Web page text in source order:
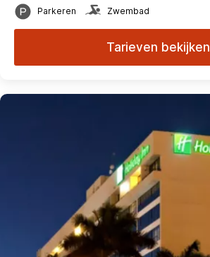
Parkeren Zwembad
Tarieven bekijken